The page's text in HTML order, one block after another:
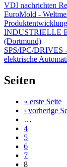
VDI nachrichten
EuroMold -
INDUSTRIELLE
(Dortmund)
SPS/IPC/DRIVES
elektrische
Seiten
« erste Seite
‹ vorherige
…
4
5
6
7
8